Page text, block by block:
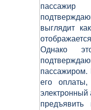
выглядит
Однако
пассажиром.
его
электронный
предъявить